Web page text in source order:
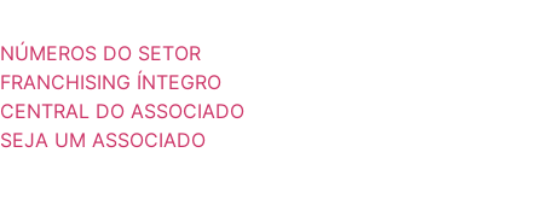
NÚMEROS DO SETOR
FRANCHISING ÍNTEGRO
CENTRAL DO ASSOCIADO
SEJA UM ASSOCIADO